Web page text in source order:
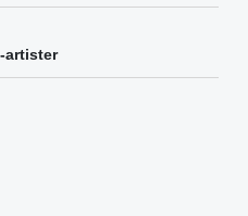
artister